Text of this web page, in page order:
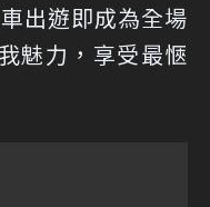
出遊即成為全場
魅力，享受最愜